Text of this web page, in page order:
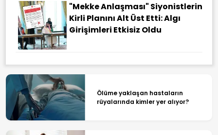
"Mekke Anlaşması" Siyonistlerin
Kirli Planını Alt Üst Etti: Algı
Girişimleri Etkisiz Oldu
Ölüme yaklaşan hastaların
rüyalarında kimler yer alıyor?